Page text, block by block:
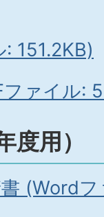
151.2KB)
ァイル:
用）
書 (Word